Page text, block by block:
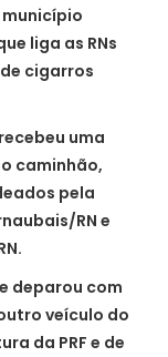
liga as RNs
de cigarros
uma
caminhão,
pela
RN e
deparou com
veículo do
da PRF e de